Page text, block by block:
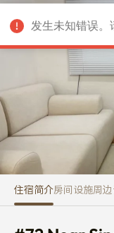
#72 Near
住宿简介房间设施周边
发生未知错误。